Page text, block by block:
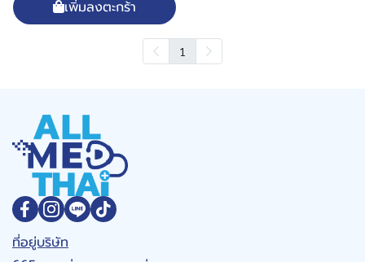
เพิ่มลงตะกร้า
1
ที่อยู่บริษัท